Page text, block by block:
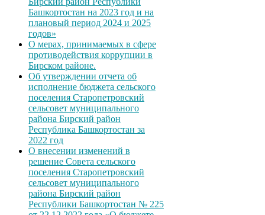
Башкортостан на 2023 год и на
плановый период 2024 и 2025
годов»
О мерах, принимаемых в сфере
противодействия коррупции в
Бирском районе.
Об утверждении отчета об
исполнение бюджета сельского
поселения Старопетровский
сельсовет муниципального
района Бирский район
Республика Башкортостан за
2022 год
О внесении изменений в
решение Совета сельского
поселения Старопетровский
сельсовет муниципального
района Бирский район
Республики Башкортостан № 225